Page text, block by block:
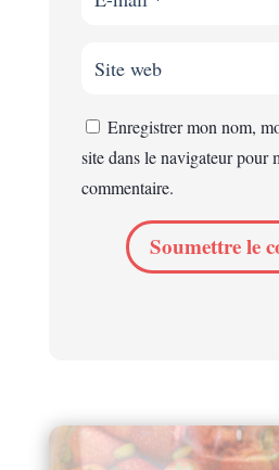
Enregistrer mon nom,
site dans le navigateur pour
commentaire.
Soumettre le